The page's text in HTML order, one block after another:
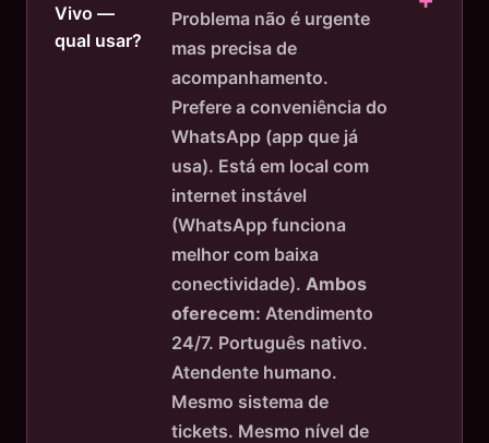
Vivo —
qual usar?
Problema não é urgente
mas precisa de
acompanhamento.
Prefere a conveniência do
WhatsApp (app que já
usa). Está em local com
internet instável
(WhatsApp funciona
melhor com baixa
conectividade). Ambos
oferecem: Atendimento
24/7. Português nativo.
Atendente humano.
Mesmo sistema de
tickets. Mesmo nível de